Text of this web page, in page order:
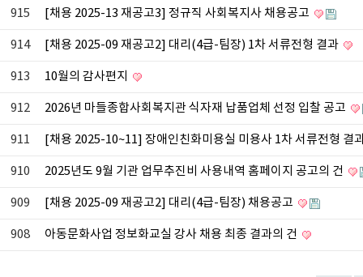
915 [채용 2025-13 재공고3] 정규직 사회복지사 채용공고
914 [채용 2025-09 재공고2] 대리(4급-팀장) 1차 서류전형 결과
913 10월의 감사편지
912 2026년 마들종합사회복지관 식자재 납품업체 선정 입찰 공고
911 [채용 2025-10~11] 장애인친화미용실 미용사 1차 서류전형 결
910 2025년도 9월 기관 업무추진비 사용내역 홈페이지 공고의 건
909 [채용 2025-09 재공고2] 대리(4급-팀장) 채용공고
908 아동문화사업 정보화교실 강사 채용 최종 결과의 건